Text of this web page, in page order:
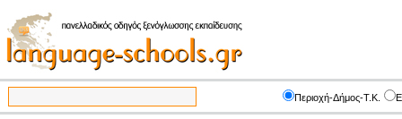
Περιοχή-Δήμος-Τ.Κ.